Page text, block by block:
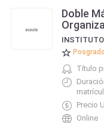
Doble
Posgrado
Título
Precio
Online